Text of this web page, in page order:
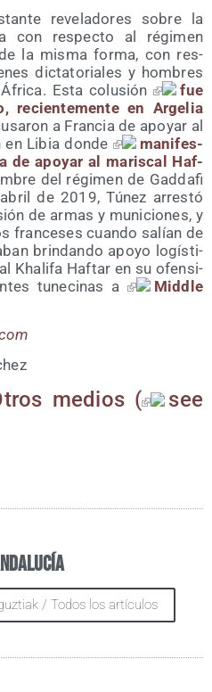
reve­la­do­res sobre la
con res­pec­to al régi­men
la mis­ma for­ma, con res­
dic­ta­to­ria­les y hom­bres
Esta colu­sión
fue
recien­te­men­te en Arge­lia
a Fran­cia de apo­yar al
Libia don­de
mani­fes­
de apo­yar al maris­cal Haf­
del régi­men de Gad­da­fi
de 2019, Túnez arres­tó
de armas y muni­cio­nes, y
fran­ce­ses cuan­do salían de
brin­dan­do apo­yo logís­ti­
Kha­li­fa Haf­tar en su ofen­si­
tune­ci­nas a
Midd­le
medios (
see
/ Todos los artículos